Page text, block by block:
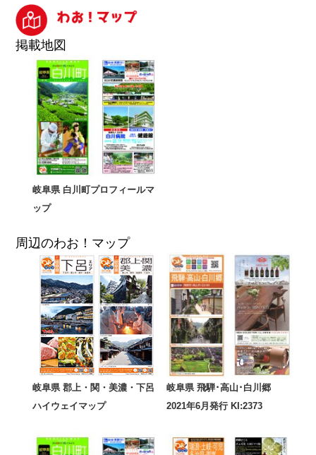
掲載地図
岐阜県 白川町プロフィールマ
ップ
周辺のわお！マップ
岐阜県 郡上・関・美濃・下呂
ハイウェイマップ
岐阜県 飛騨･高山･白川郷
2021年6月発行 KI:2373